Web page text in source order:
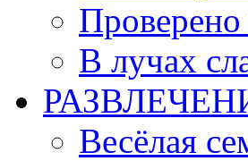
В лучах
Весёлая